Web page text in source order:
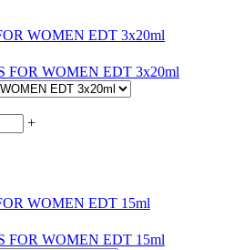
WOMEN EDT 3x20ml
+
WOMEN EDT 15ml